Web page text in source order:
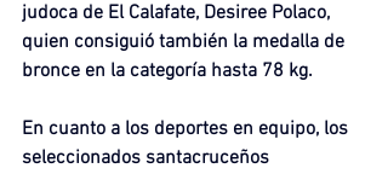
judoca de El Calafate, Desiree Polaco,
quien consiguió también la medalla de
bronce en la categoría hasta 78 kg.
En cuanto a los deportes en equipo, los
seleccionados santacruceños